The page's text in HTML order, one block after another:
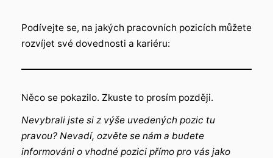
Podívejte se, na jakých pracovních pozicích můžete
rozvíjet své dovednosti a kariéru:
Něco se pokazilo. Zkuste to prosím později.
Nevybrali jste si z výše uvedených pozic tu
pravou? Nevadí, ozvěte se nám a budete
informováni o vhodné pozici přímo pro vás jako